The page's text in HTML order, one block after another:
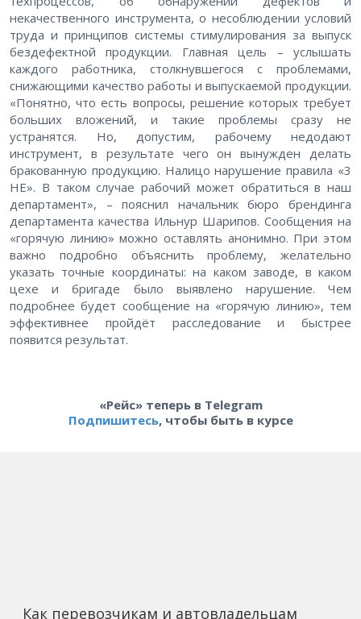
некачественного инструмента, о несоблюдении условий
труда и принципов системы стимулирования за выпуск
бездефектной продукции. Главная цель – услышать
каждого работника, столкнувшегося с проблемами,
снижающими качество работы и выпускаемой продукции.
«Понятно, что есть вопросы, решение которых требует
больших вложений, и такие проблемы сразу не
устранятся. Но, допустим, рабочему недодают
инструмент, в результате чего он вынужден делать
бракованную продукцию. Налицо нарушение правила «3
НЕ». В таком случае рабочий может обратиться в наш
департамент», – пояснил начальник бюро брендинга
департамента качества Ильнур Шарипов. Сообщения на
«горячую линию» можно оставлять анонимно. При этом
важно подробно объяснить проблему, желательно
указать точные координаты: на каком заводе, в каком
цехе и бригаде было выявлено нарушение. Чем
подробнее будет сообщение на «горячую линию», тем
эффективнее пройдёт расследование и быстрее
появится результат.
«Рейс» теперь в Telegram
Подпишитесь, чтобы быть в курсе
Как перевозчикам и автовладельцам